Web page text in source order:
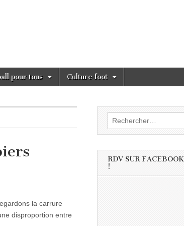
pour tous Culture foot
la carrure
disproportion entre
Rechercher :
RDV SUR FACEBOOK
!